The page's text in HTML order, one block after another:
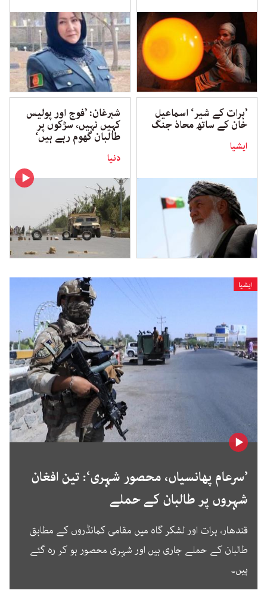
’ہرات کے شیر‘ اسماعیل
خان کے ساتھ محاذ جنگ
ایشیا
شبرغان: ’فوج اور پولیس
کہیں نہیں، سڑکوں پر
طالبان گھوم رہے ہیں‘
دنیا
ایشیا
’سرعام پھانسیاں، محصور شہری‘: تین افغان
شہروں پر طالبان کے حملے
قندھار، ہرات اور لشکر گاہ میں مقامی کمانڈروں کے مطابق
طالبان کے حملے جاری ہیں اور شہری محصور ہو کر رہ گئے
ہیں۔